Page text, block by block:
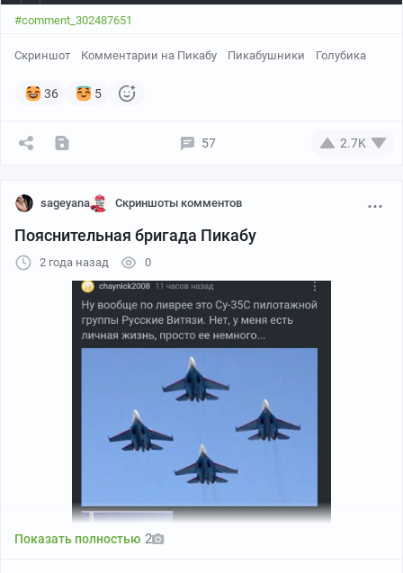
#comment_302487651
Скриншот Комментарии на Пикабу Пикабушники Голубика
36 5
57 2.7K
sageyana Скриншоты комментов
Пояснительная бригада Пикабу
2 года назад 0
Показать полностью 2